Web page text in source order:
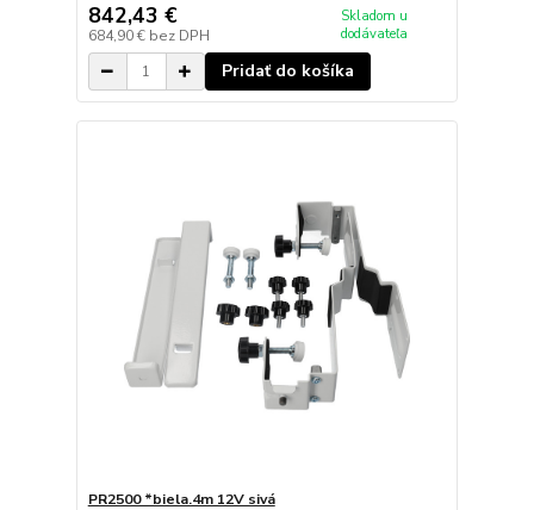
842,43 €
684,90 € bez DPH
Skladom u
dodávateľa
Pridať do košíka
PR2500 *biela.4m 12V sivá